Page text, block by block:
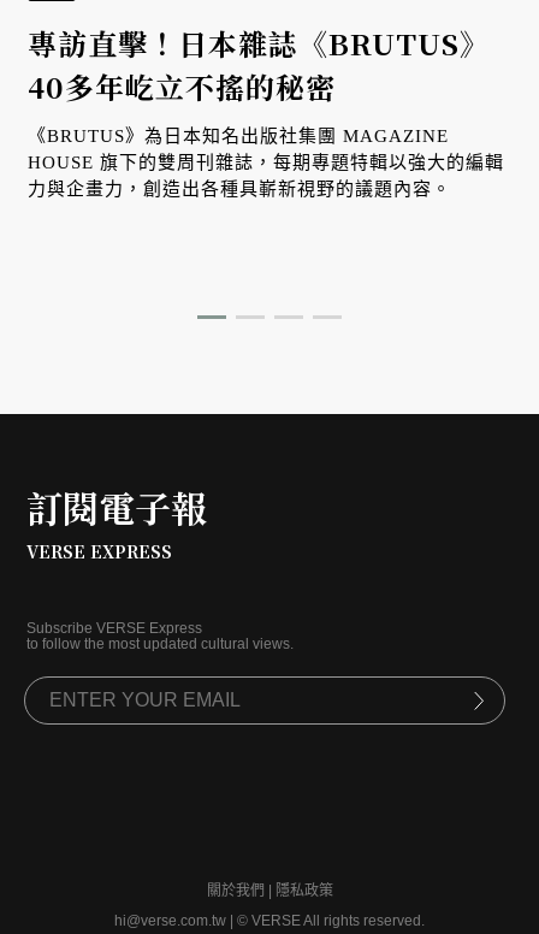
專訪直擊！日本雜誌《BRUTUS》
40多年屹立不搖的秘密
《BRUTUS》為日本知名出版社集團 MAGAZINE
HOUSE 旗下的雙周刊雜誌，每期專題特輯以強大的編輯
力與企畫力，創造出各種具嶄新視野的議題內容。
訂閱電子報
VERSE EXPRESS
Subscribe VERSE Express
to follow the most updated cultural views.
關於我們 | 隱私政策
hi@verse.com.tw | © VERSE All rights reserved.